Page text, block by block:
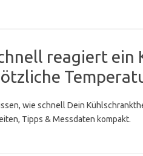
reagiert
wie schnell Dein
Tipps & Messdaten kompakt.